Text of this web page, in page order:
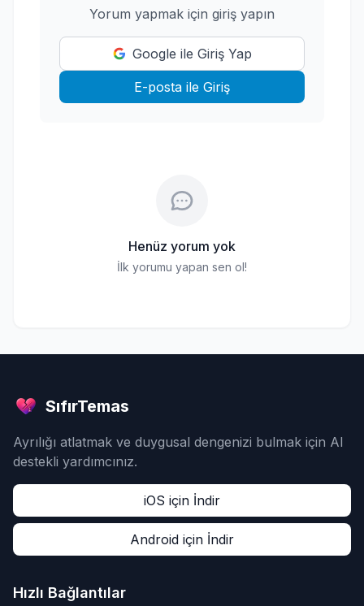
Yorum yapmak için giriş yapın
Google ile Giriş Yap
E-posta ile Giriş
Henüz yorum yok
İlk yorumu yapan sen ol!
SıfırTemas
Ayrılığı atlatmak ve duygusal dengenizi bulmak için AI
destekli yardımcınız.
iOS için İndir
Android için İndir
Hızlı Bağlantılar